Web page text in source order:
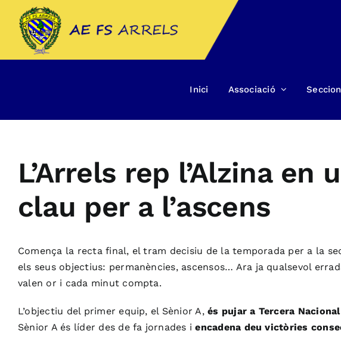
content
Inici Associació
L’Arrels rep l’Alzina
clau per a l’ascens
Comença la recta final, el tram decisiu de la temporada per a la
els seus objectius: permanències, ascensos… Ara ja qualsevol
valen or i cada minut compta.
L’objectiu del primer equip, el Sènior A,és pujar a Tercera
Sènior A és líder des de fa jornades iencadena deu victòries